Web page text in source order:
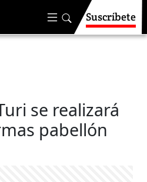
Suscríbete
se realizará
pabellón